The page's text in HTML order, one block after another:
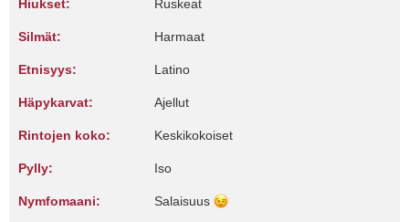
Hiukset: Ruskeat
Silmät: Harmaat
Etnisyys: Latino
Häpykarvat: Ajellut
Rintojen koko: Keskikokoiset
Pylly: Iso
Nymfomaani: Salaisuus